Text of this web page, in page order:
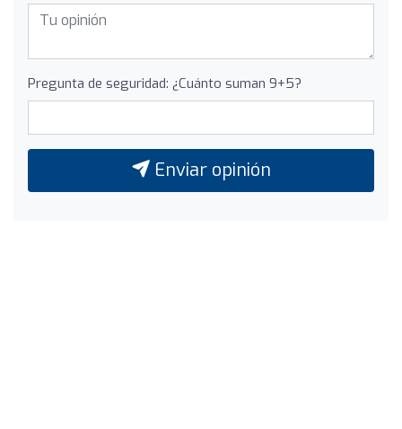
Pregunta de seguridad: ¿Cuánto suman 9+5?
Enviar opinión